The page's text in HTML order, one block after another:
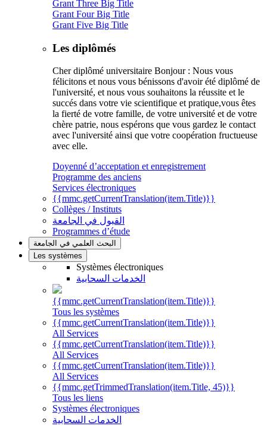
Grant Three Big Title
Grant Four Big Title
Grant Five Big Title
Les diplômés
Cher diplômé universitaire Bonjour : Nous vous
félicitons et nous vous bénissons d'avoir été diplômé de
l'université, et nous vous souhaitons la réussite et le
succés dans votre vie scientifique et pratique,vous êtes
la fierté de votre famille, de votre université et de votre
chère patrie, nous espérons que vous gardez le contact
avec l'université ainsi que votre coopération fructueuse
avec elle.
Doyenné d’acceptation et enregistrement
Programme des anciens
Services électroniques
{{mmc.getCurrentTranslation(item.Title)}}
Collèges / Instituts
القبول في الجامعة
Programmes d’étude
البحث العلمي في الجامعة
Les systèmes
Systèmes électroniques
الخدمات السحابية
{{mmc.getCurrentTranslation(item.Title)}}
Tous les systèmes
{{mmc.getCurrentTranslation(item.Title)}}
All Services
{{mmc.getCurrentTranslation(item.Title)}}
All Services
{{mmc.getCurrentTranslation(item.Title)}}
All Services
{{mmc.getTrimmedTranslation(item.Title, 45)}}
Tous les liens
Systèmes électroniques
الخدمات السحابية